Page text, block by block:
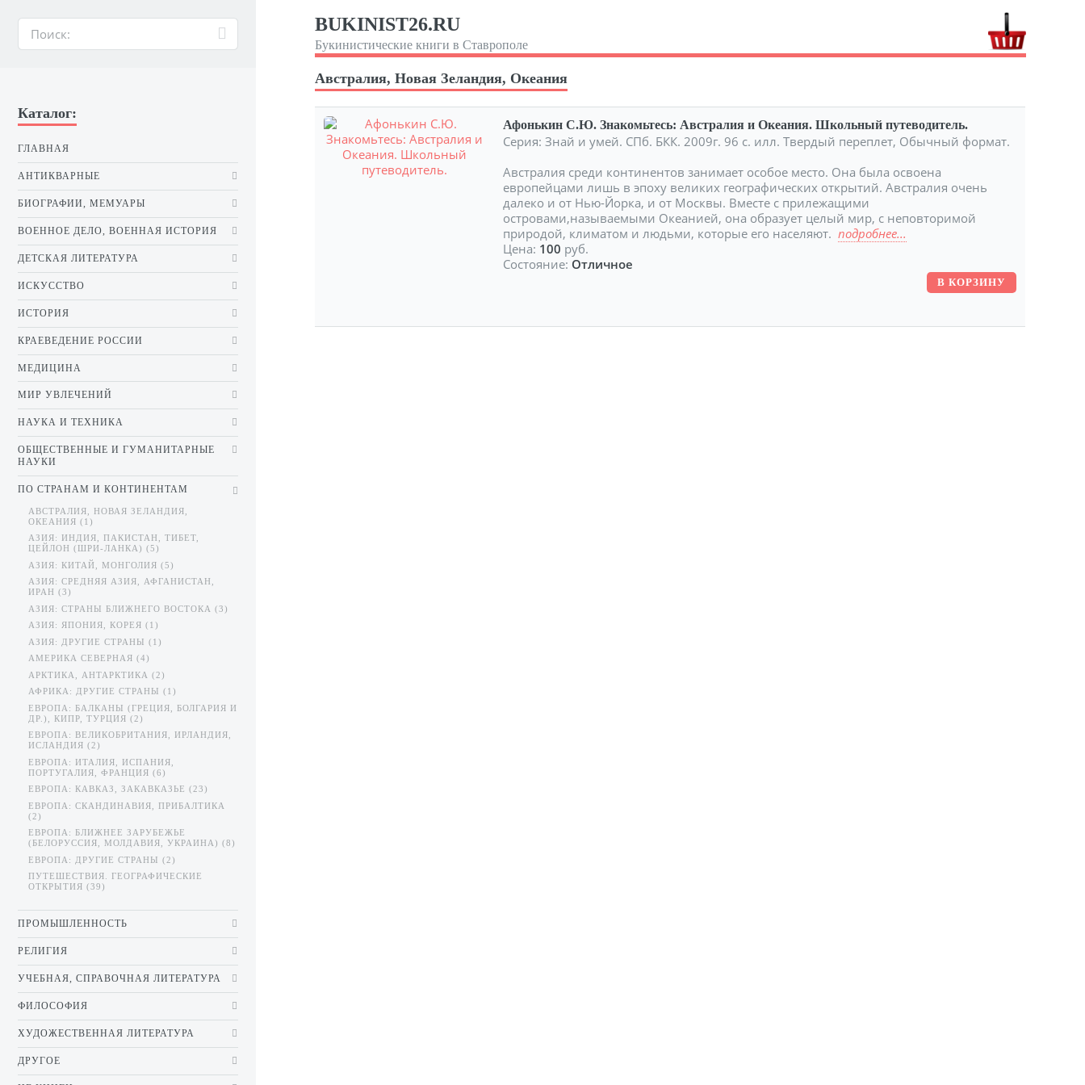
BUKINIST26.RU
Букинистические книги в Ставрополе
Австралия, Новая Зеландия, Океания
Афонькин С.Ю. Знакомьтесь: Австралия и Океания. Школьный путеводитель.
Серия: Знай и умей. СПб. БКК. 2009г. 96 с. илл. Твердый переплет, Обычный формат.
Австралия среди континентов занимает особое место. Она была освоена
европейцами лишь в эпоху великих географических открытий. Австралия очень
далеко и от Нью-Йорка, и от Москвы. Вместе с прилежащими
островами,называемыми Океанией, она образует целый мир, с неповторимой
природой, климатом и людьми, которые его населяют.подробнее...
Цена: 100 руб.
Состояние: Отличное
Каталог:
ГЛАВНАЯ
АНТИКВАРНЫЕ
БИОГРАФИИ, МЕМУАРЫ
ВОЕННОЕ ДЕЛО, ВОЕННАЯ ИСТОРИЯ
ДЕТСКАЯ ЛИТЕРАТУРА
ИСКУССТВО
ИСТОРИЯ
КРАЕВЕДЕНИЕ РОССИИ
МЕДИЦИНА
МИР УВЛЕЧЕНИЙ
НАУКА И ТЕХНИКА
ОБЩЕСТВЕННЫЕ И ГУМАНИТАРНЫЕ
НАУКИ
ПО СТРАНАМ И КОНТИНЕНТАМ
АВСТРАЛИЯ, НОВАЯ ЗЕЛАНДИЯ,
ОКЕАНИЯ (1)
АЗИЯ: ИНДИЯ, ПАКИСТАН, ТИБЕТ,
ЦЕЙЛОН (ШРИ-ЛАНКА) (5)
АЗИЯ: КИТАЙ, МОНГОЛИЯ (5)
АЗИЯ: СРЕДНЯЯ АЗИЯ, АФГАНИСТАН,
ИРАН (3)
АЗИЯ: СТРАНЫ БЛИЖНЕГО ВОСТОКА (3)
АЗИЯ: ЯПОНИЯ, КОРЕЯ (1)
АЗИЯ: ДРУГИЕ СТРАНЫ (1)
АМЕРИКА СЕВЕРНАЯ (4)
АРКТИКА, АНТАРКТИКА (2)
АФРИКА: ДРУГИЕ СТРАНЫ (1)
ЕВРОПА: БАЛКАНЫ (ГРЕЦИЯ, БОЛГАРИЯ И
ДР.), КИПР, ТУРЦИЯ (2)
ЕВРОПА: ВЕЛИКОБРИТАНИЯ, ИРЛАНДИЯ,
ИСЛАНДИЯ (2)
ЕВРОПА: ИТАЛИЯ, ИСПАНИЯ,
ПОРТУГАЛИЯ, ФРАНЦИЯ (6)
ЕВРОПА: КАВКАЗ, ЗАКАВКАЗЬЕ (23)
ЕВРОПА: СКАНДИНАВИЯ, ПРИБАЛТИКА
(2)
ЕВРОПА: БЛИЖНЕЕ ЗАРУБЕЖЬЕ
(БЕЛОРУССИЯ, МОЛДАВИЯ, УКРАИНА) (8)
ЕВРОПА: ДРУГИЕ СТРАНЫ (2)
ПУТЕШЕСТВИЯ. ГЕОГРАФИЧЕСКИЕ
ОТКРЫТИЯ (39)
ПРОМЫШЛЕННОСТЬ
РЕЛИГИЯ
УЧЕБНАЯ, СПРАВОЧНАЯ ЛИТЕРАТУРА
ФИЛОСОФИЯ
ХУДОЖЕСТВЕННАЯ ЛИТЕРАТУРА
ДРУГОЕ